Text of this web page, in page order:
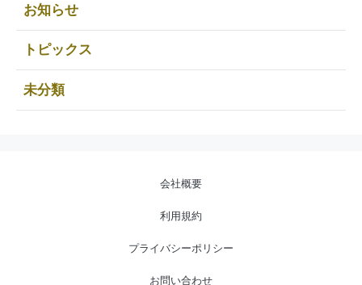
お知らせ
トピックス
未分類
会社概要
利用規約
プライバシーポリシー
お問い合わせ